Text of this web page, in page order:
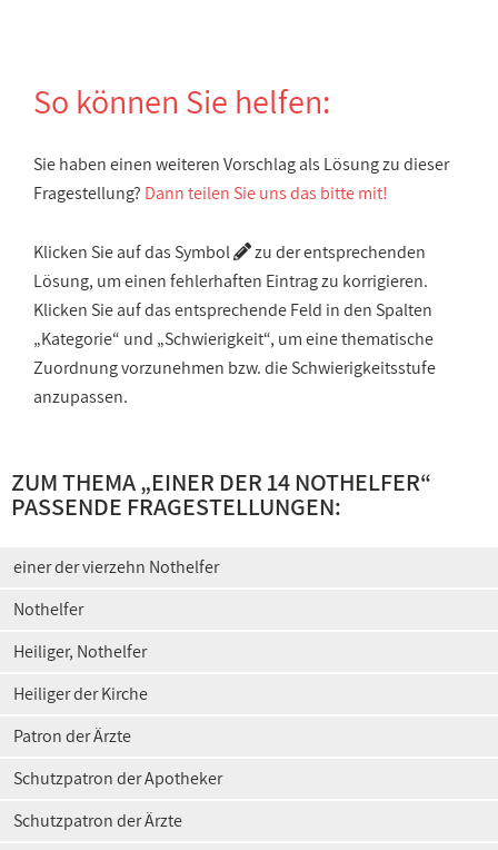
So können Sie helfen:
Sie haben einen weiteren Vorschlag als Lösung zu dieser
Fragestellung? Dann teilen Sie uns das bitte mit!
Klicken Sie auf das Symbol
zu der entsprechenden
Lösung, um einen fehlerhaften Eintrag zu korrigieren.
Klicken Sie auf das entsprechende Feld in den Spalten
„Kategorie“ und „Schwierigkeit“, um eine thematische
Zuordnung vorzunehmen bzw. die Schwierigkeitsstufe
anzupassen.
ZUM THEMA „EINER DER 14 NOTHELFER“
PASSENDE FRAGESTELLUNGEN:
einer der vierzehn Nothelfer
Nothelfer
Heiliger, Nothelfer
Heiliger der Kirche
Patron der Ärzte
Schutzpatron der Apotheker
Schutzpatron der Ärzte